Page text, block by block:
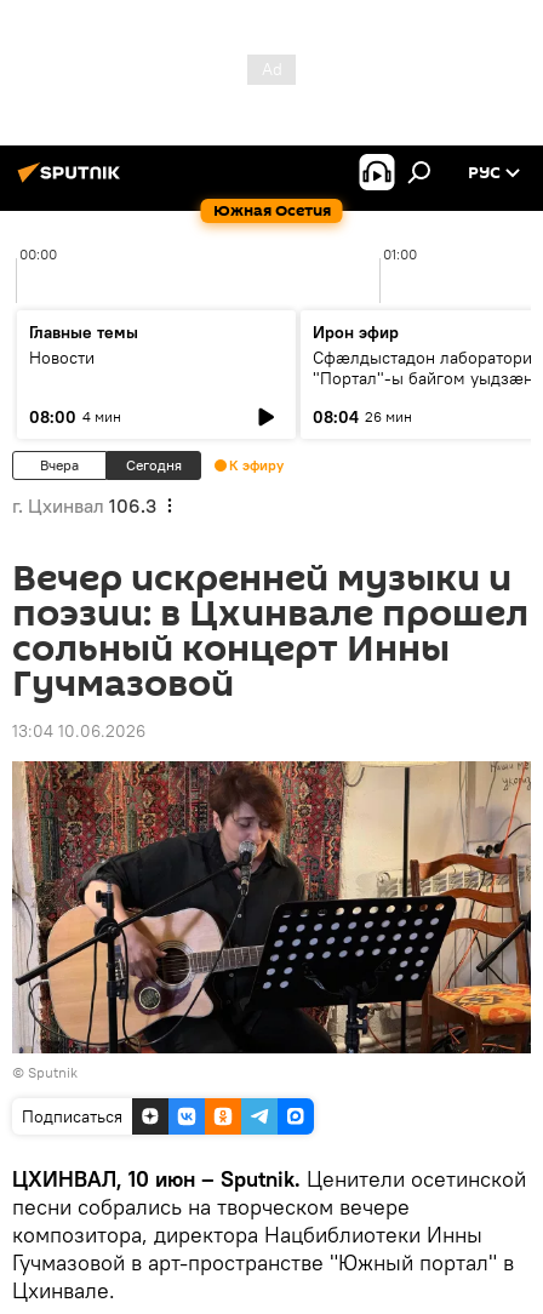
Южная Осетия
РУС
00:00 01:00
Главные темы
Новости
08:00 4 мин
Ирон эфир
Сфæлдыстадон лаборатори
"Портал"-ы байгом уыдзæн
Æхсары куыстыты равдыст
08:04 26 мин
Вчера Сегодня К эфиру
г. Цхинвал 106.3
Вечер искренней музыки и
поэзии: в Цхинвале прошел
сольный концерт Инны
Гучмазовой
13:04 10.06.2026
© Sputnik
Подписаться
ЦХИНВАЛ, 10 июн – Sputnik. Ценители осетинской
песни собрались на творческом вечере
композитора, директора Нацбиблиотеки Инны
Гучмазовой в арт-пространстве "Южный портал" в
Цхинвале.